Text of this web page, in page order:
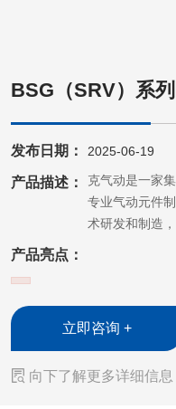
BSG（SRV）系
发布日期： 2025-06-19
产品描述：帝恩克气动是一家
专业气动元件
术研发和制造
心技术。一直
术、合理的价
靠，信誉可靠
克气动的追求
产品亮点：
立即咨询 +
 向下了解更多详细信息